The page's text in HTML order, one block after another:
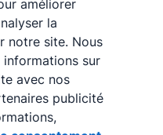
améliorer
la
notre site. Nous
sur
avec nos
publicité